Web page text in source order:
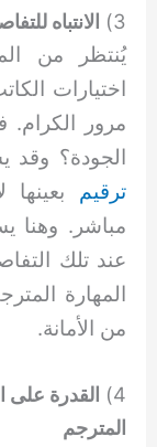
3) الانتباه
يُنتظر من
اختيارات
مرور الكرام.
الجودة؟ وقد
ترقيم
مباشر. وهنا
عند تلك
المهارة
من الأمانة.
4)
القدرة على
المترجم